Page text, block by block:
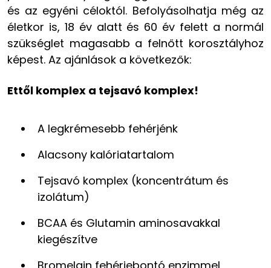
és az egyéni céloktól. Befolyásolhatja még az
életkor is, 18 év alatt és 60 év felett a normál
szükséglet magasabb a felnőtt korosztályhoz
képest. Az ajánlások a következők:
Ettől komplex a tejsavó komplex!
A legkrémesebb fehérjénk
Alacsony kalóriatartalom
Tejsavó komplex (koncentrátum és
izolátum)
BCAA és Glutamin aminosavakkal
kiegészítve